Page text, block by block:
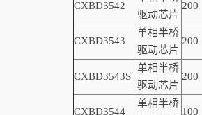
CXBD3542
驱动芯片
200
CXBD3543
单相半桥
驱动芯片
200
CXBD3543S
单相半桥
驱动芯片
200
CXBD3544
单相半桥
100